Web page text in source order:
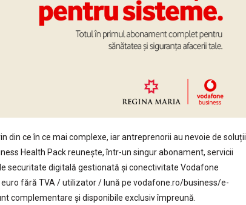
din ce în ce mai complexe, iar antreprenorii au nevoie de soluții
Health Pack reunește, într-un singur abonament, servicii
securitate digitală gestionată și conectivitate Vodafone
euro fără TVA / utilizator / lună pe vodafone.ro/business/e-
complementare și disponibile exclusiv împreună.